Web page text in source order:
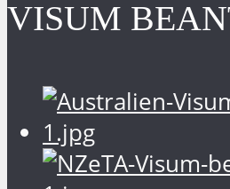
VISUM